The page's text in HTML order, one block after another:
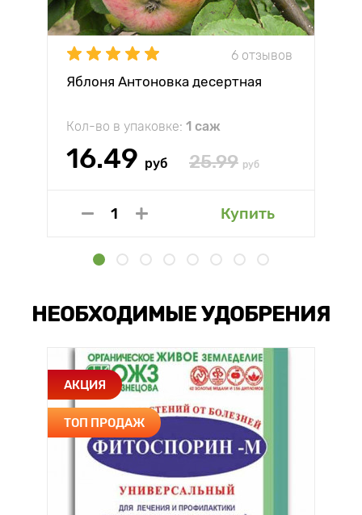
6 отзывов
Яблоня Антоновка десертная
Кол-во в упаковке: 1 саж
16.49 руб 25.99 руб
Купить
НЕОБХОДИМЫЕ УДОБРЕНИЯ
АКЦИЯ
ТОП ПРОДАЖ